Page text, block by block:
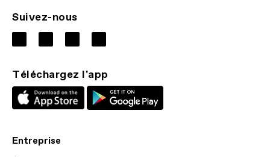
Suivez-nous
Téléchargez l'app
Entreprise